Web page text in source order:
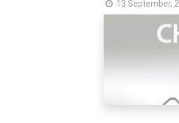
13 September,